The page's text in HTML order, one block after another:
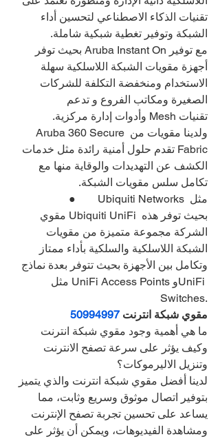
تقنيات الذكاء الاصطناعي لتحسين أداء
الشبكة وتوفير تغطية شبكية شاملة.
مع توفير Aruba Instant On بحيث توفر
أجهزة مقويات الشبكة اللاسلكية سهلة
الاستخدام ومنخفضة التكلفة للشركات
الصغيرة ومكاتب الفروع و تدعم
تقنيات Mesh وأدوات إدارة مركزية.
ولدينا مقويات من Aruba 360 Secure
Fabric تقدم حلول أمنية رائدة مثل خدمات
الكشف عن التهديدات والوقاية منها مع
تكامل سلس مقويات الشبكة.
●        Ubiquiti Networks مثل
مقوي Ubiquiti UniFi بحيث توفر هذه
الشركة مجموعة متميزة من مقويات
الشبكة اللاسلكية والسلكية بأداء ممتاز
وتكامل بين الأجهزة بحيث تتوفر بعدة نماذج
مثل UniFi Access Points وUniFi
Switches.
مقوي شبكة انترنت 50994997
ما هي أهمية وجود مقوي شبكة انترنت
وكيف يؤثر على سرعة تصفح الانترنت
وتنزيل الاليرموكات؟
لدينا أفضل مقوي شبكة انترنت والذي يتميز
بتوفير اتصال موثوق وسريع وثابت، مما
يساعد على تحسين تجربة تصفح الإنترنت
ومشاهدة الفيديوهات، ويمكن أن يؤثر على